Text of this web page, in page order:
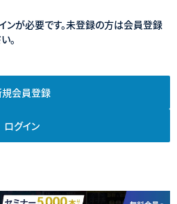
ンが必要です。未登録の方は会員登録
。
会員登録
ログイン